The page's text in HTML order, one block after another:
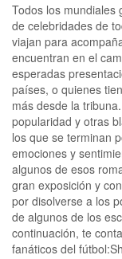
Todos los mundiales
de celebridades de
viajan para
encuentran en el
esperadas
países, o quienes
más desde la
popularidad y otras
los que se terminan
emociones y
algunos de esos
gran exposición y
por disolverse a los
de algunos de los
continuación, te
fanáticos del